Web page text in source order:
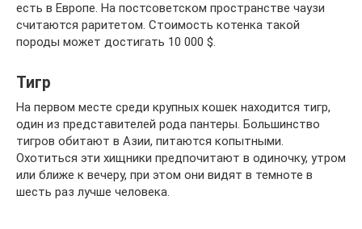
есть в Европе. На постсоветском пространстве чаузи
считаются раритетом. Стоимость котенка такой
породы может достигать 10 000 $.
Тигр
На первом месте среди крупных кошек находится тигр,
один из представителей рода пантеры. Большинство
тигров обитают в Азии, питаются копытными.
Охотиться эти хищники предпочитают в одиночку, утром
или ближе к вечеру, при этом они видят в темноте в
шесть раз лучше человека.